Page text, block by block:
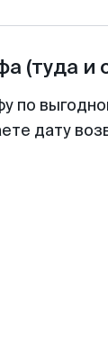
(туда и
по
дату